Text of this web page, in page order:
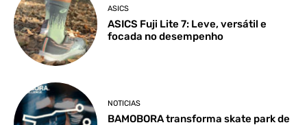
ASICS
ASICS Fuji Lite 7: Leve, versátil e
focada no desempenho
NOTICIAS
BAMOBORA transforma skate park de